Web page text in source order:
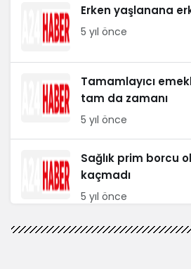
Erken yaşlanana
5 yıl önce
Tamamlayıcı
tam da zamanı
5 yıl önce
Sağlık prim borcu
kaçmadı
5 yıl önce